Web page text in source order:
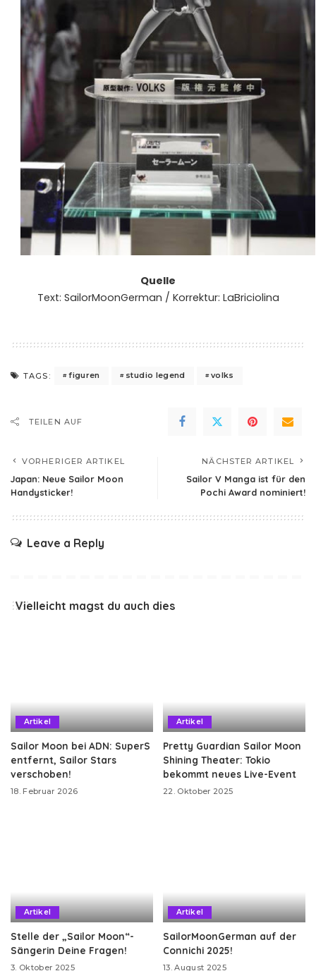
Quelle
Text: SailorMoonGerman / Korrektur: LaBriciolina
TAGS: figuren studio legend volks
TEILEN AUF
VORHERIGER ARTIKEL
Japan: Neue Sailor Moon
Handysticker!
NÄCHSTER ARTIKEL
Sailor V Manga ist für den
Pochi Award nominiert!
Leave a Reply
Vielleicht magst du auch dies
Artikel
Sailor Moon bei ADN: SuperS
entfernt, Sailor Stars
verschoben!
18. Februar 2026
Artikel
Pretty Guardian Sailor Moon
Shining Theater: Tokio
bekommt neues Live-Event
22. Oktober 2025
Artikel
Stelle der „Sailor Moon“-
Sängerin Deine Fragen!
3. Oktober 2025
Artikel
SailorMoonGerman auf der
Connichi 2025!
13. August 2025